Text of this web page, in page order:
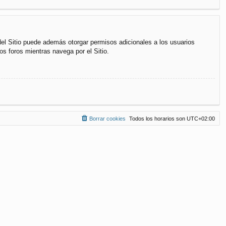
Sitio puede además otorgar permisos adicionales a los usuarios
foros mientras navega por el Sitio.
Todos los horarios son UTC+02:00
Borrar cookies